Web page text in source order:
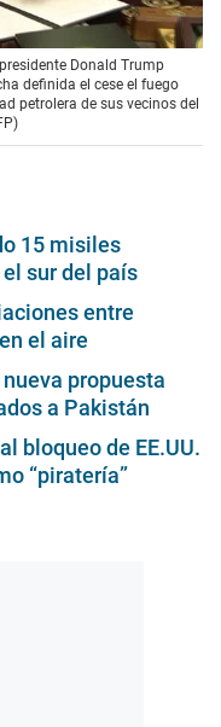
Donald Trump
definida el cese el fuego
petrolera de sus vecinos del
15 misiles
sur del país
entre
el aire
propuesta
a Pakistán
bloqueo de EE.UU.
“piratería”